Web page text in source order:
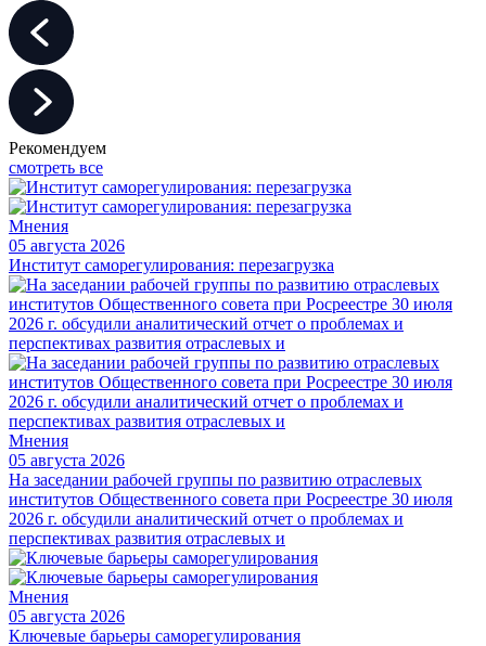
Рекомендуем
смотреть все
Мнения
05 августа 2026
Институт саморегулирования: перезагрузка
Мнения
05 августа 2026
На заседании рабочей группы по развитию отраслевых
институтов Общественного совета при Росреестре 30 июля
2026 г. обсудили аналитический отчет о проблемах и
перспективах развития отраслевых и
Мнения
05 августа 2026
Ключевые барьеры саморегулирования